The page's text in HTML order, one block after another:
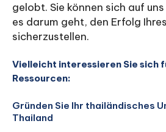
gelobt. Sie können sich auf
es darum geht, den Erfolg
sicherzustellen.
Vielleicht interessieren Sie sich
Ressourcen:
Gründen Sie Ihr thailändisches
Thailand